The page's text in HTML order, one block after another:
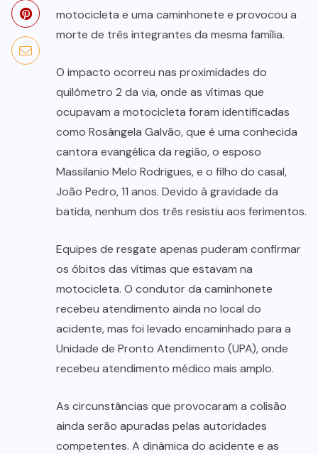
motocicleta e uma caminhonete e provocou a
morte de três integrantes da mesma família.
O impacto ocorreu nas proximidades do
quilômetro 2 da via, onde as vítimas que
ocupavam a motocicleta foram identificadas
como Rosângela Galvão, que é uma conhecida
cantora evangélica da região, o esposo
Massilanio Melo Rodrigues, e o filho do casal,
João Pedro, 11 anos. Devido à gravidade da
batida, nenhum dos três resistiu aos ferimentos.
Equipes de resgate apenas puderam confirmar
os óbitos das vítimas que estavam na
motocicleta. O condutor da caminhonete
recebeu atendimento ainda no local do
acidente, mas foi levado encaminhado para a
Unidade de Pronto Atendimento (UPA), onde
recebeu atendimento médico mais amplo.
As circunstâncias que provocaram a colisão
ainda serão apuradas pelas autoridades
competentes. A dinâmica do acidente e as